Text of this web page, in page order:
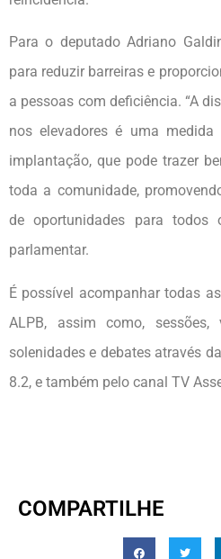
Para o deputado Adriano
para reduzir barreiras e
a pessoas com deficiência. “A
nos elevadores é uma
implantação, que pode trazer
toda a comunidade,
de oportunidades para todos
parlamentar.
É possível acompanhar todas
ALPB, assim como, sessões,
solenidades e debates através
8.2, e também pelo canal TV
COMPARTILHE